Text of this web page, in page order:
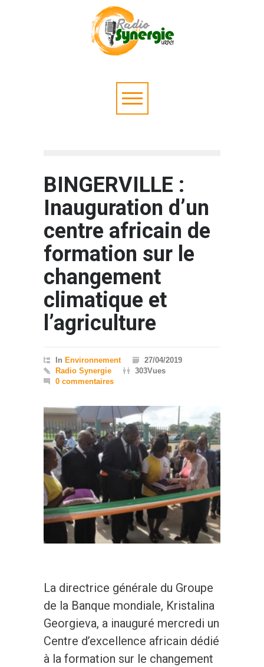
BINGERVILLE :
Inauguration d’un
centre africain de
formation sur le
changement
climatique et
l’agriculture
In Environnement
27/04/2019
Radio Synergie
303Vues
0 commentaires
La directrice générale du Groupe
de la Banque mondiale, Kristalina
Georgieva, a inauguré mercredi un
Centre d’excellence africain dédié
à la formation sur le changement